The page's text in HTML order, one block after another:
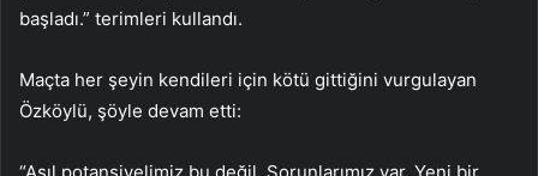
başladı.” terimleri kullandı.
Maçta her şeyin kendileri için kötü gittiğini vurgulayan
Özköylü, şöyle devam etti:
“Asıl potansiyelimiz bu değil. Sorunlarımız var. Yeni bir